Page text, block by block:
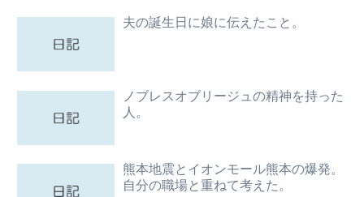
夫の誕生日に娘に伝えたこと。
ノブレスオブリージュの精神を持った
人。
熊本地震とイオンモール熊本の爆発。
自分の職場と重ねて考えた。